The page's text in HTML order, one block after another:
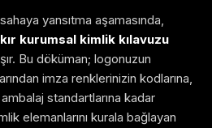
yansıtma aşamasında,
kurumsal kimlik kılavuzu
Bu döküman; logonuzun
imza renklerinizin kodlarına,
standartlarına kadar
elemanlarını kurala bağlayan